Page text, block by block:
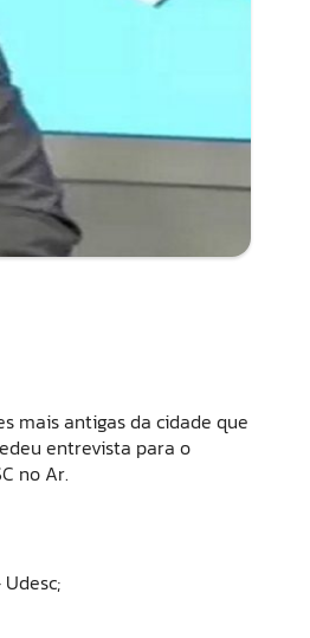
mais antigas da cidade que
entrevista para o
no Ar.